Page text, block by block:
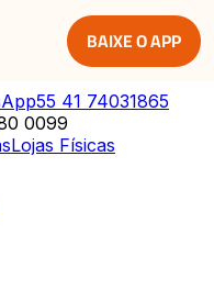
BAIXE O APP
55 41 74031865
0099
Lojas Físicas